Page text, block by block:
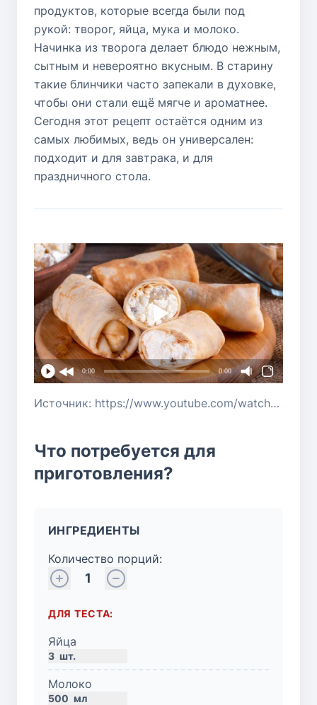
продуктов, которые всегда были под
рукой: творог, яйца, мука и молоко.
Начинка из творога делает блюдо нежным,
сытным и невероятно вкусным. В старину
такие блинчики часто запекали в духовке,
чтобы они стали ещё мягче и ароматнее.
Сегодня этот рецепт остаётся одним из
самых любимых, ведь он универсален:
подходит и для завтрака, и для
праздничного стола.
0:00 0:00
Источник: https://www.youtube.com/watch?v=Px8k_Z079wo
Что потребуется для
приготовления?
ИНГРЕДИЕНТЫ
Количество порций:
1
ДЛЯ ТЕСТА:
Яйца
3 шт.
Молоко
500 мл